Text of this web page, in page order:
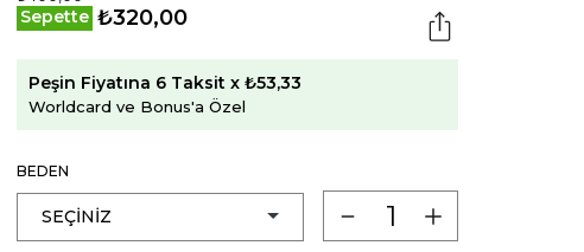
Sepette ₺320,00
Peşin Fiyatına 6 Taksit x ₺53,33
Worldcard ve Bonus'a Özel
BEDEN